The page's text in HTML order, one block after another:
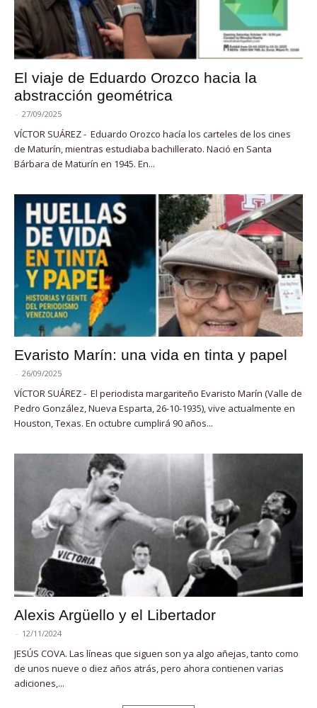
El viaje de Eduardo Orozco hacia la
abstracción geométrica
- 27/09/2025
VÍCTOR SUÁREZ - Eduardo Orozco hacía los carteles de los cines
de Maturín, mientras estudiaba bachillerato. Nació en Santa
Bárbara de Maturín en 1945. En...
Evaristo Marín: una vida en tinta y papel
- 26/09/2025
VÍCTOR SUÁREZ - El periodista margariteño Evaristo Marín (Valle de
Pedro González, Nueva Esparta, 26-10-1935), vive actualmente en
Houston, Texas. En octubre cumplirá 90 años...
Alexis Argüello y el Libertador
- 12/11/2024
JESÚS COVA. Las líneas que siguen son ya algo añejas, tanto como
de unos nueve o diez años atrás, pero ahora contienen varias
adiciones,...